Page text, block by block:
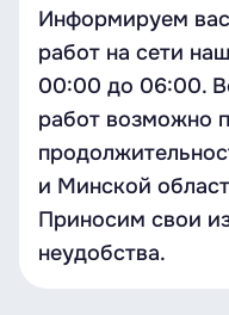
Информируем
работ на сети
00:00 до 06:00.
работ возможно
и Минской
Приносим свои
неудобства.